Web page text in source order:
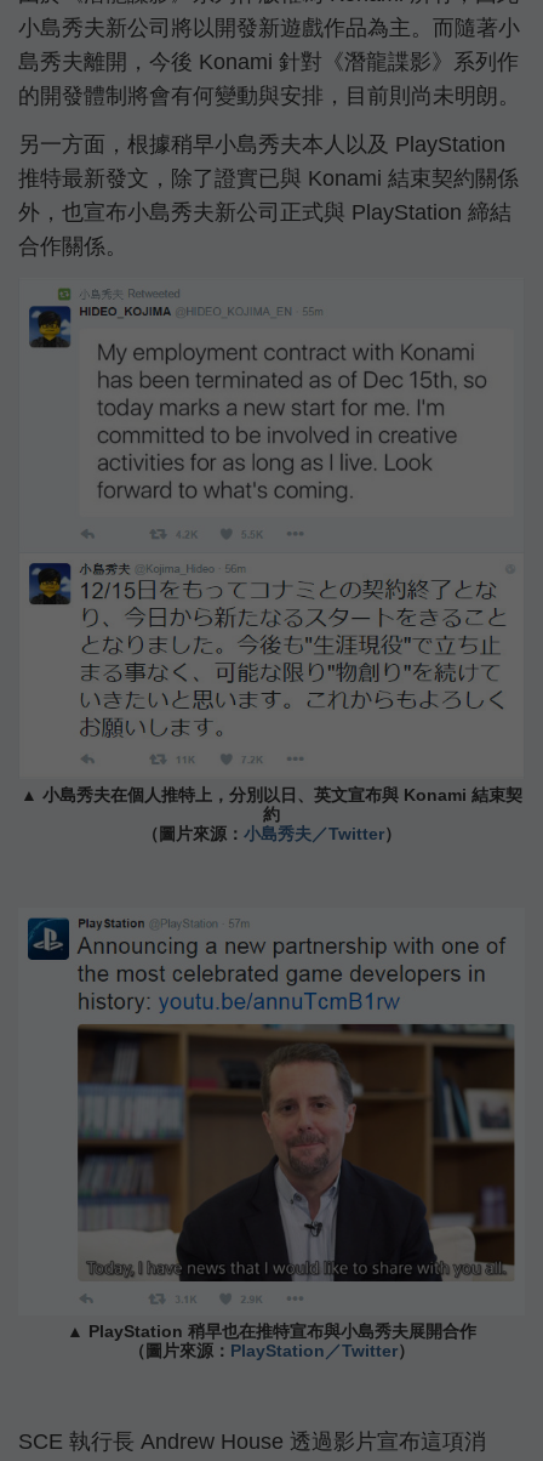
小島秀夫新公司將以開發新遊戲作品為主。而隨著小
島秀夫離開，今後 Konami 針對《潛龍諜影》系列作
的開發體制將會有何變動與安排，目前則尚未明朗。
另一方面，根據稍早小島秀夫本人以及 PlayStation
推特最新發文，除了證實已與 Konami 結束契約關係
外，也宣布小島秀夫新公司正式與 PlayStation 締結
合作關係。
▲ 小島秀夫在個人推特上，分別以日、英文宣布與 Konami 結束契
約
（圖片來源： 小島秀夫／Twitter）
▲ PlayStation 稍早也在推特宣布與小島秀夫展開合作
（圖片來源： PlayStation／Twitter）
SCE 執行長 Andrew House 透過影片宣布這項消